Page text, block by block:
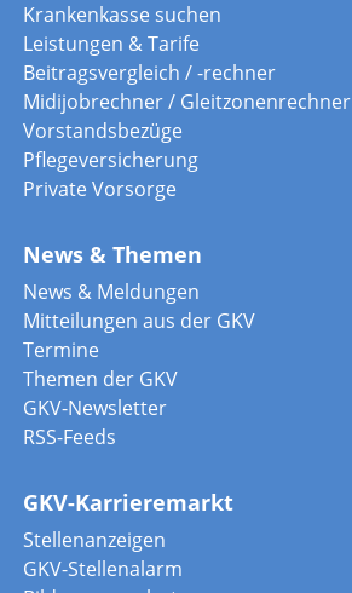
Krankenkasse suchen
Leistungen & Tarife
Beitragsvergleich / -rechner
Midijobrechner / Gleitzonenrechner
Vorstandsbezüge
Pflegeversicherung
Private Vorsorge
News & Themen
News & Meldungen
Mitteilungen aus der GKV
Termine
Themen der GKV
GKV-Newsletter
RSS-Feeds
GKV-Karrieremarkt
Stellenanzeigen
GKV-Stellenalarm